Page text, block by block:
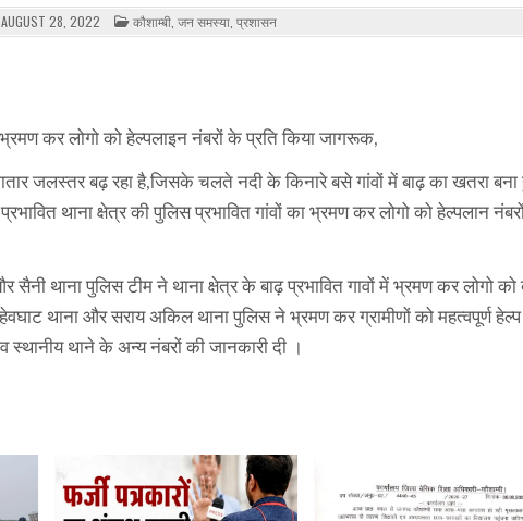
AUGUST 28, 2022 POSTED
IN
कौशाम्बी, जन समस्या, प्रशासन
कर लोगो को हेल्पलाइन नंबरों के प्रति किया जागरूक,
जलस्तर बढ़ रहा है,जिसके चलते नदी के किनारे बसे गांवों में बाढ़ का खतरा
थाना क्षेत्र की पुलिस प्रभावित गांवों का भ्रमण कर लोगो को हेल्पलान
थाना पुलिस टीम ने थाना क्षेत्र के बाढ़ प्रभावित गावों में भ्रमण कर लोगो को
थाना और सराय अकिल थाना पुलिस ने भ्रमण कर ग्रामीणों को महत्वपूर्ण हेल्प
थाने के अन्य नंबरों की जानकारी दी ।